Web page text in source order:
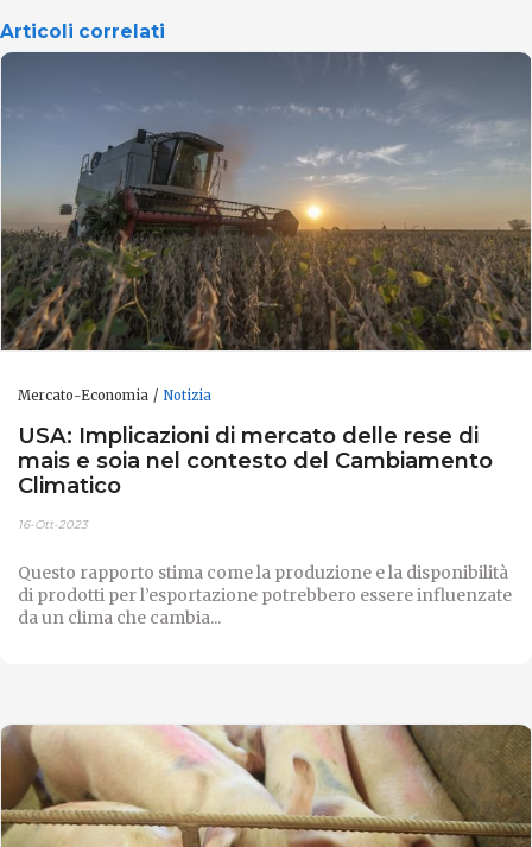
Articoli correlati
Mercato-Economia Notizia
USA: Implicazioni di mercato delle rese di
mais e soia nel contesto del Cambiamento
Climatico
16-Ott-2023
Questo rapporto stima come la produzione e la disponibilità
di prodotti per l’esportazione potrebbero essere influenzate
da un clima che cambia...